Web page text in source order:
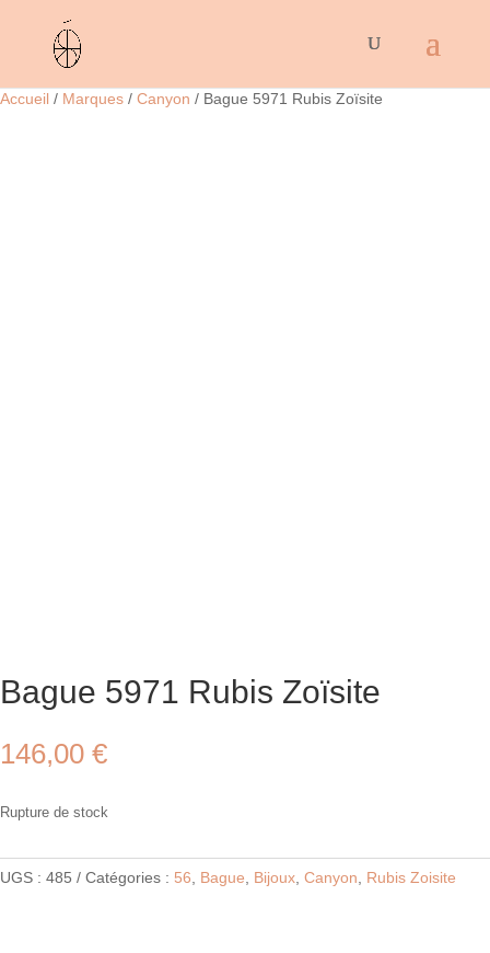
Accueil / Marques / Canyon / Bague 5971 Rubis Zoïsite
Bague 5971 Rubis Zoïsite
146,00 €
Rupture de stock
UGS : 485 Catégories : 56 Bague Bijoux Canyon Rubis Zoisite